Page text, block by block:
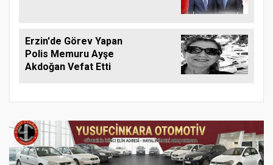
Erzin'de Görev Yapan
Polis Memuru Ayşe
Akdoğan Vefat Etti